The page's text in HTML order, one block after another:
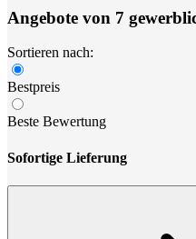
Angebote von 7
Sortieren nach:
Bestpreis
Beste Bewertung
Sofortige Lieferung